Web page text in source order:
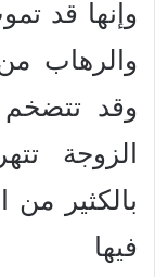
وإنها قد
والرهاب
وقد تتضخم
الزوجة
بالكثير من
فيها